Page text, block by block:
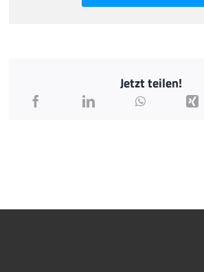
Jetzt teilen!